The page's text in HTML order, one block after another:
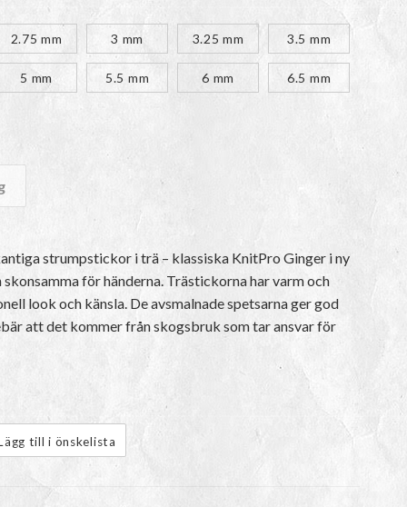
2.75 mm 3 mm 3.25 mm 3.5 mm
5 mm 5.5 mm 6 mm 6.5 mm
mängd
strumpstickor i trä – klassiska KnitPro Ginger i ny
för händerna. Trästickorna har varm och
look och känsla. De avsmalnade spetsarna ger god
att det kommer från skogsbruk som tar ansvar för
till i önskelista